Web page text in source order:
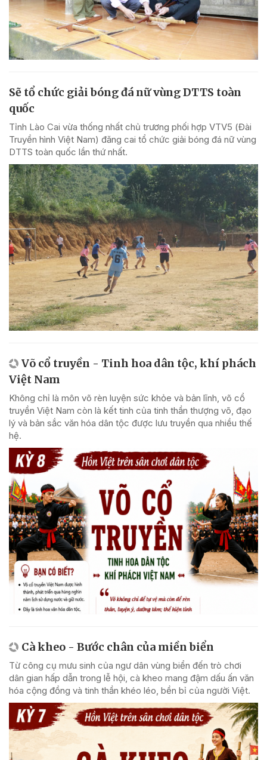
Sẽ tổ chức giải bóng đá nữ vùng DTTS toàn
quốc
Tỉnh Lào Cai vừa thống nhất chủ trương phối hợp VTV5 (Đài
Truyền hình Việt Nam) đăng cai tổ chức giải bóng đá nữ vùng
DTTS toàn quốc lần thứ nhất.
Võ cổ truyền - Tinh hoa dân tộc, khí phách
Việt Nam
Không chỉ là môn võ rèn luyện sức khỏe và bản lĩnh, võ cổ
truyền Việt Nam còn là kết tinh của tinh thần thượng võ, đạo
lý và bản sắc văn hóa dân tộc được lưu truyền qua nhiều thế
hệ.
Cà kheo - Bước chân của miền biển
Từ công cụ mưu sinh của ngư dân vùng biển đến trò chơi
dân gian hấp dẫn trong lễ hội, cà kheo mang đậm dấu ấn văn
hóa cộng đồng và tinh thần khéo léo, bền bỉ của người Việt.